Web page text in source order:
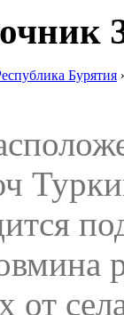
Бурятия
от